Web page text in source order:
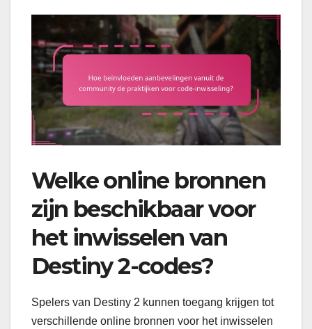
Welke online bronnen
zijn beschikbaar voor
het inwisselen van
Destiny 2-codes?
Spelers van Destiny 2 kunnen toegang krijgen tot
verschillende online bronnen voor het inwisselen